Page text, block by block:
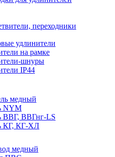
переходники
удлинители
на рамке
шнуры
IP44
медный
NYM
ВВГ, ВВГнг-LS
КГ, КГ-ХЛ
медный